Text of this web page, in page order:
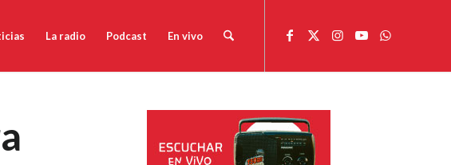
La radio Podcast En vivo